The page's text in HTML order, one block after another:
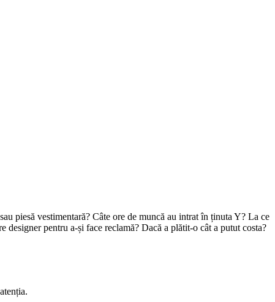
piesă vestimentară? Câte ore de muncă au intrat în ținuta Y? La ce
pentru a-și face reclamă? Dacă a plătit-o cât a putut costa?